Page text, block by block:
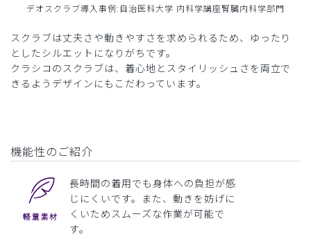
デオスクラブ導入事例:自治医科大学 内科学講座腎臓内科学部門
スクラブは丈夫さや動きやすさを求められるため、ゆったり
としたシルエットになりがちです。
クラシコのスクラブは、着心地とスタイリッシュさを両立で
きるようデザインにもこだわっています。
機能性のご紹介
長時間の着用でも身体への負担が感
じにくいです。また、動きを妨げに
くいためスムーズな作業が可能で
す。